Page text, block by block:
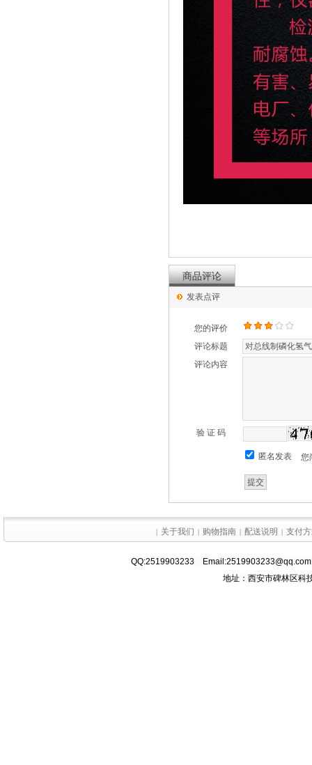
商品评论
发表点评
您的评价
评论标题
评论内容
验 证 码
匿名发表 您
QQ:2519903233
地址：西安市碑林区科
| 关于我们 | 购物指南 | 配送说明 | 支付